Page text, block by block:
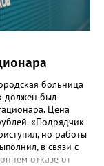
больница
должен был
Цена
«Подрядчик
но работы
в связи с
отказе от